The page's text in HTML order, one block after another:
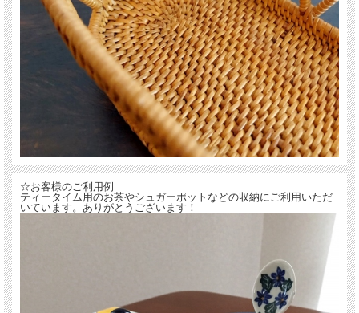
☆お客様のご利用例
ティータイム用のお茶やシュガーポットなどの収納にご利用いただ
いています。ありがとうございます！